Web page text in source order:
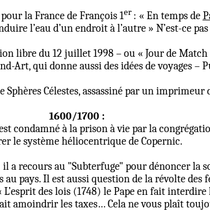
la France de François 1er : « En temps de
l’eau d’un endroit à l’autre » N’est-ce
libre du 12 juillet 1998 – ou « Jour de Match
Art, qui donne aussi des idées de voyages –
Sphères Célestes, assassiné par un imprimeur
1600/1700 :
condamné à la prison à vie par la
le système héliocentrique de Copernic.
a recours au "Subterfuge" pour dénoncer la
pays. Il est aussi question de la révolte
des lois (1748) le Pape en fait
amoindrir les taxes… Cela ne vous plaît